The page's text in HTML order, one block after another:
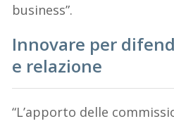
business”.
Innovare per
e relazione
“L’apporto delle